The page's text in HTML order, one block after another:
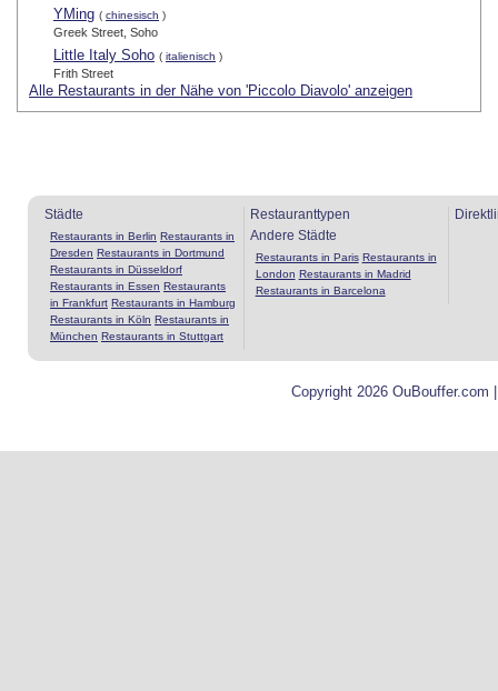
YMing ( chinesisch )
Greek Street, Soho
Little Italy Soho ( italienisch )
Frith Street
Alle Restaurants in der Nähe von 'Piccolo Diavolo' anzeigen
Städte
Restaurants in Berlin Restaurants in
Dresden Restaurants in Dortmund
Restaurants in Düsseldorf
Restaurants in Essen Restaurants
in Frankfurt Restaurants in Hamburg
Restaurants in Köln Restaurants in
München Restaurants in Stuttgart
Restauranttypen
Andere Städte
Restaurants in Paris Restaurants in
London Restaurants in Madrid
Restaurants in Barcelona
Copyright 2026 OuBouffer.com